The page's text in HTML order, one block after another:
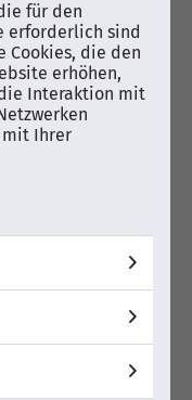
für den
erforderlich sind
Cookies, die den
erhöhen,
Interaktion mit
mit Ihrer